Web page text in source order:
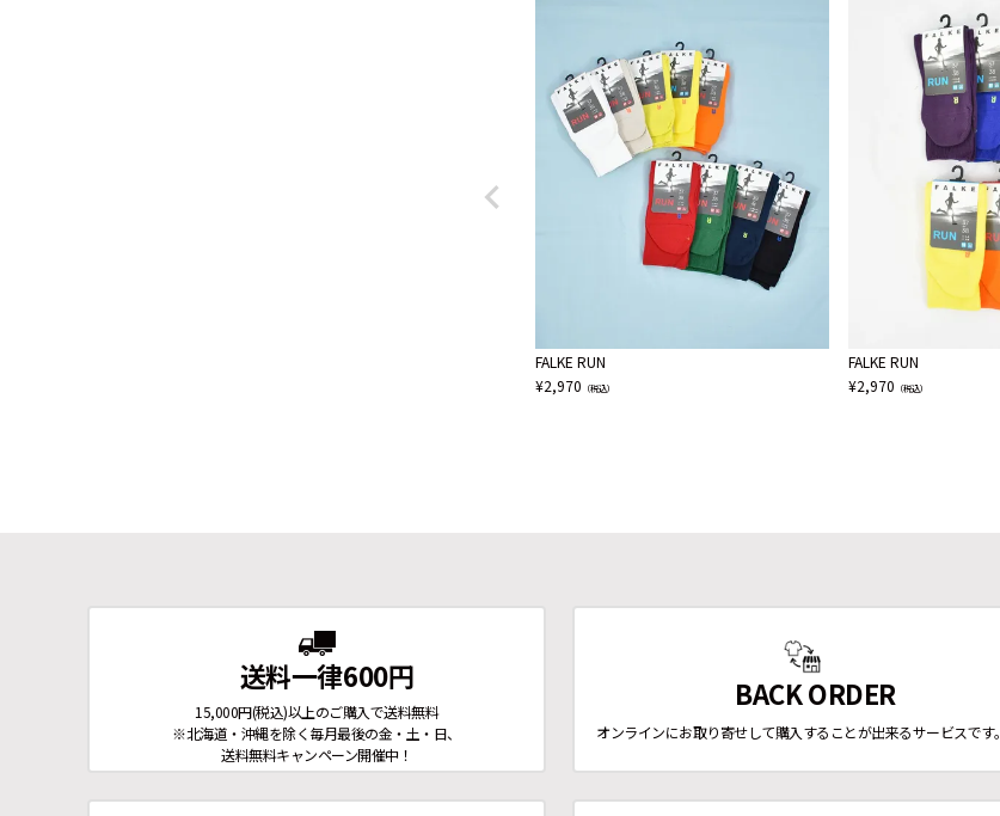
FALKE RUN
¥2,970 （税込）
FALKE RUN
¥2,970 （税込）
送料一律600円
15,000円(税込)以上のご購入で送料無料
※北海道・沖縄を除く毎月最後の金・土・日、
送料無料キャンペーン開催中！
BACK ORDER
オンラインにお取り寄せして購入することが出来るサービスです。